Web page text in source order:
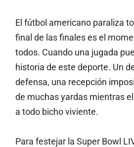
El fútbol americano paraliza
final de las finales es el
todos. Cuando una jugada
historia de este deporte. Un
defensa, una recepción
de muchas yardas mientras
a todo bicho viviente.
Para festejar la Super Bowl